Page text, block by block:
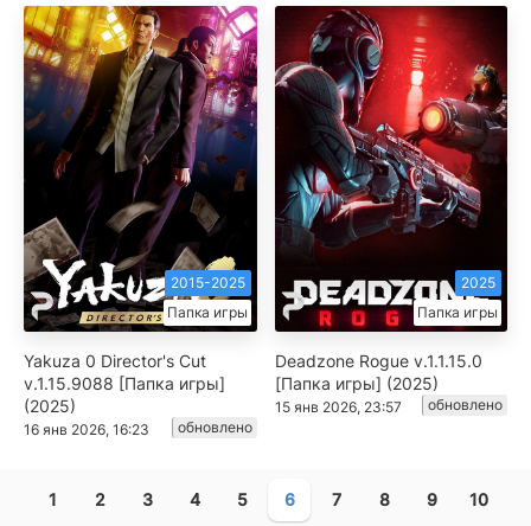
Папка игры
2015-2025
Yakuza 0 Director's Cut
v.1.15.9088 [Папка игры]
(2025)
16 янв 2026, 16:23 обновлено
Папка игры
2025
Deadzone Rogue v.1.1.15.0
[Папка игры] (2025)
15 янв 2026, 23:57 обновлено
1 2 3 4 5 6 7 8 9 10